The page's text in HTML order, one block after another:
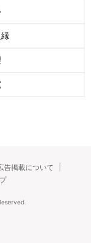
告掲載について